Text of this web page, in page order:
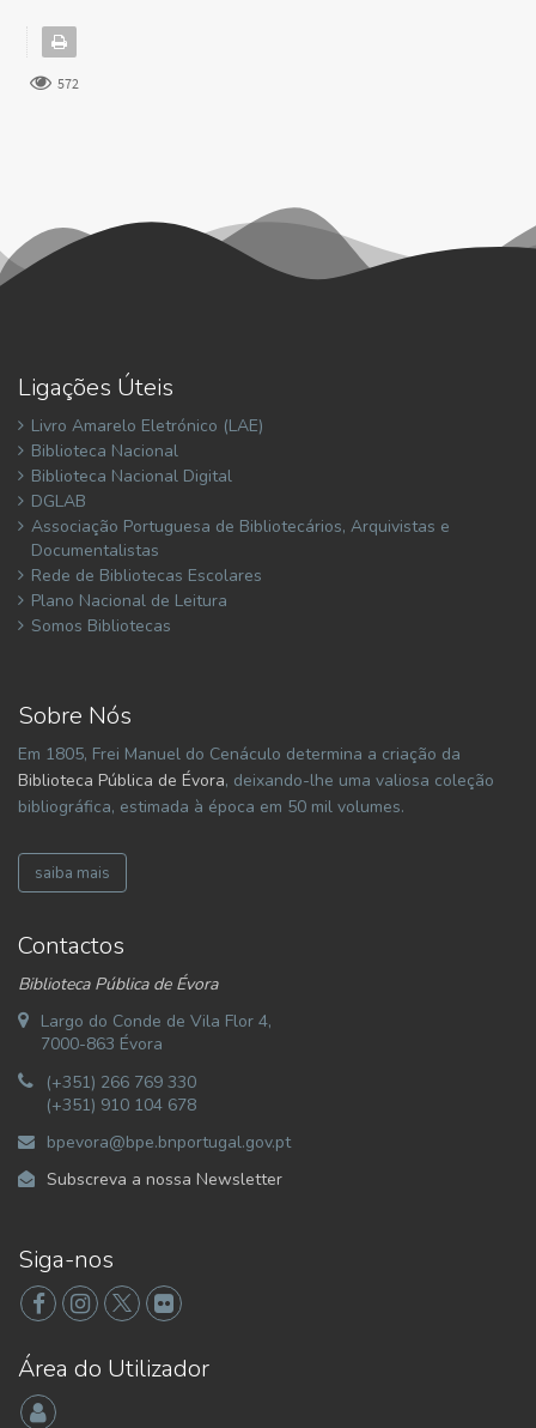
572
Ligações Úteis
Livro Amarelo Eletrónico (LAE)
Biblioteca Nacional
Biblioteca Nacional Digital
DGLAB
Associação Portuguesa de Bibliotecários, Arquivistas e
Documentalistas
Rede de Bibliotecas Escolares
Plano Nacional de Leitura
Somos Bibliotecas
Sobre Nós
Em 1805, Frei Manuel do Cenáculo determina a criação da
Biblioteca Pública de Évora, deixando-lhe uma valiosa coleção
bibliográfica, estimada à época em 50 mil volumes.
saiba mais
Contactos
Biblioteca Pública de Évora
Largo do Conde de Vila Flor 4,
7000-863 Évora
(+351) 266 769 330
(+351) 910 104 678
bpevora@bpe.bnportugal.gov.pt
Subscreva a nossa Newsletter
Siga-nos
Área do Utilizador